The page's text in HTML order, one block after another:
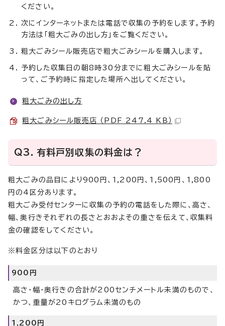
ください。
次にインターネットまたは電話で収集の予約をします。予約
方法は「粗大ごみの出し方」をご覧ください。
粗大ごみシール販売店で粗大ごみシールを購入します。
予約した収集日の朝8時30分までに粗大ごみシールを貼
って、ご予約時に指定した場所へ出してください。
粗大ごみの出し方
粗大ごみシール販売店 （PDF 247.4 KB）
Q3．有料戸別収集の料金は？
粗大ごみの品目により900円、1,200円、1,500円、1,800
円の4区分あります。
粗大ごみ受付センターに収集の予約の電話をした際に、高さ、
幅、奥行きそれぞれの長さとおおよその重さを伝えて、収集料
金の確認をしてください。
※料金区分は以下のとおり
900円
高さ・幅・奥行きの合計が200センチメートル未満のもので、
かつ、重量が20キログラム未満のもの
1,200円